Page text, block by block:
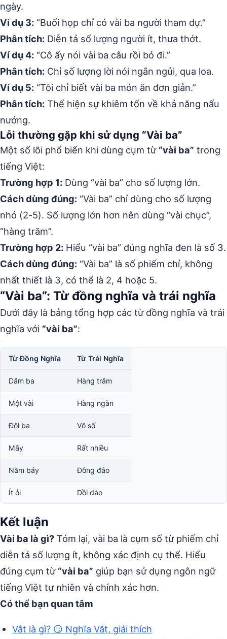
ngày.
Ví dụ 3: “Buổi họp chỉ có vài ba người tham dự.”
Phân tích: Diễn tả số lượng người ít, thưa thớt.
Ví dụ 4: “Cô ấy nói vài ba câu rồi bỏ đi.”
Phân tích: Chỉ số lượng lời nói ngắn ngủi, qua loa.
Ví dụ 5: “Tôi chỉ biết vài ba món ăn đơn giản.”
Phân tích: Thể hiện sự khiêm tốn về khả năng nấu
nướng.
Lỗi thường gặp khi sử dụng “Vài ba”
Một số lỗi phổ biến khi dùng cụm từ “vài ba” trong
tiếng Việt:
Trường hợp 1: Dùng “vài ba” cho số lượng lớn.
Cách dùng đúng: “Vài ba” chỉ dùng cho số lượng
nhỏ (2-5). Số lượng lớn hơn nên dùng “vài chục”,
“hàng trăm”.
Trường hợp 2: Hiểu “vài ba” đúng nghĩa đen là số 3.
Cách dùng đúng: “Vài ba” là số phiếm chỉ, không
nhất thiết là 3, có thể là 2, 4 hoặc 5.
“Vài ba”: Từ đồng nghĩa và trái nghĩa
Dưới đây là bảng tổng hợp các từ đồng nghĩa và trái
nghĩa với “vài ba”:
Từ Đồng Nghĩa Từ Trái Nghĩa
Dăm ba Hàng trăm
Một vài Hàng ngàn
Đôi ba Vô số
Mấy Rất nhiều
Năm bảy Đông đảo
Ít ỏi Dồi dào
Kết luận
Vài ba là gì? Tóm lại, vài ba là cụm số từ phiếm chỉ
diễn tả số lượng ít, không xác định cụ thể. Hiểu
đúng cụm từ “vài ba” giúp bạn sử dụng ngôn ngữ
tiếng Việt tự nhiên và chính xác hơn.
Có thể bạn quan tâm
Vắt là gì? 😏 Nghĩa Vắt, giải thích